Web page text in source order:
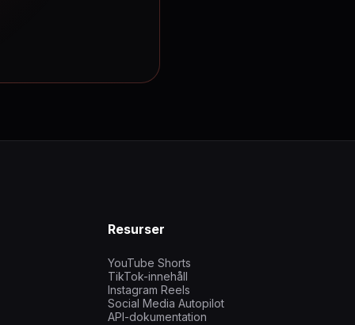
Resurser
YouTube Shorts
TikTok-innehåll
Instagram Reels
Social Media Autopilot
API-dokumentation